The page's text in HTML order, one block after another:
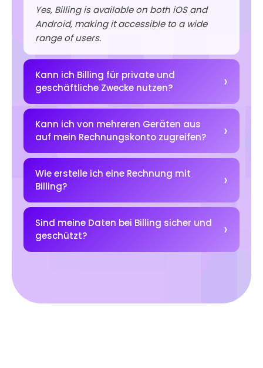
Yes, Billing is available on both iOS and
Android, making it accessible to a wide
range of users.
Kann ich Billing für private und
geschäftliche Zwecke nutzen?
Kann ich von mehreren Geräten aus
auf mein Rechnungskonto zugreifen?
Wie erstelle ich eine Rechnung mit
Billing?
Sind meine Daten bei Billing sicher und
geschützt?